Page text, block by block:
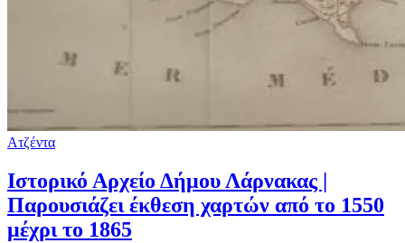
Ατζέντα
Ιστορικό Αρχείο Δήμου Λάρνακας |
Παρουσιάζει έκθεση χαρτών από το 1550
μέχρι το 1865